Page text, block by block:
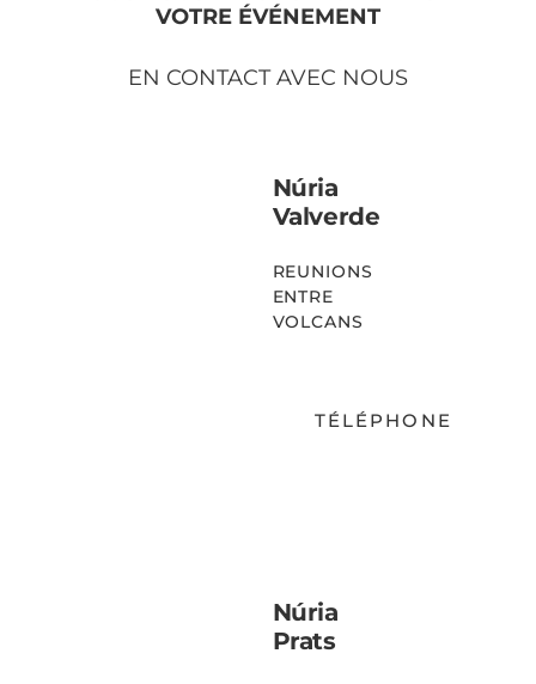
VOTRE ÉVÉNEMENT
EN CONTACT AVEC NOUS
Núria
Valverde
REUNIONS
ENTRE
VOLCANS
TÉLÉPHONE
Núria
Prats